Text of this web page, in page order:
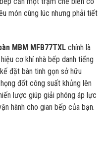
món cùng lúc nhưng phải tiết
MBM MFB77TXL chính là
cơ khí nhà bếp danh tiếng
đặt bàn tinh gọn sở hữu
đốt công suất khủng lên
lược giúp giải phóng áp lực
hành cho gian bếp của bạn.